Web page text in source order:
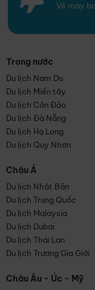
Vé máy
Trong nước
Du lịch Nam Du
Du lịch Miền tây
Du lịch Côn Đảo
Du lịch Đà Nẵng
Du lịch Hạ Long
Du lịch Quy Nhơn
Châu Á
Du lịch Nhật Bản
Du lịch Trung Quốc
Du lịch Malaysia
Du lịch Dubai
Du lịch Thái Lan
Du lịch Trương Gia Giới
Châu Âu - Úc - Mỹ